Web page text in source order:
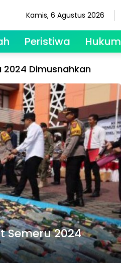
Kamis, 6 Agustus 2026
Peristiwa Hukum
2024 Dimusnahkan
Semeru 2024